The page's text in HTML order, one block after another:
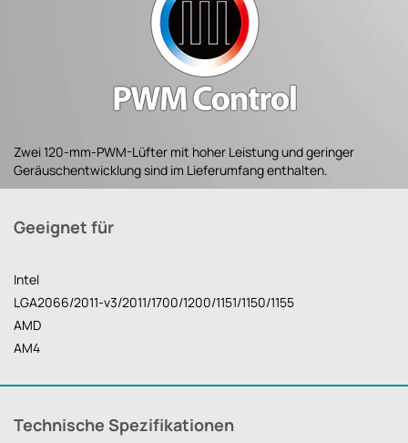
Zwei 120-mm-PWM-Lüfter mit hoher Leistung und geringer
Geräuschentwicklung sind im Lieferumfang enthalten.
Geeignet für
Intel
LGA2066/2011-v3/2011/1700/1200/1151/1150/1155
AMD
AM4
Technische Spezifikationen